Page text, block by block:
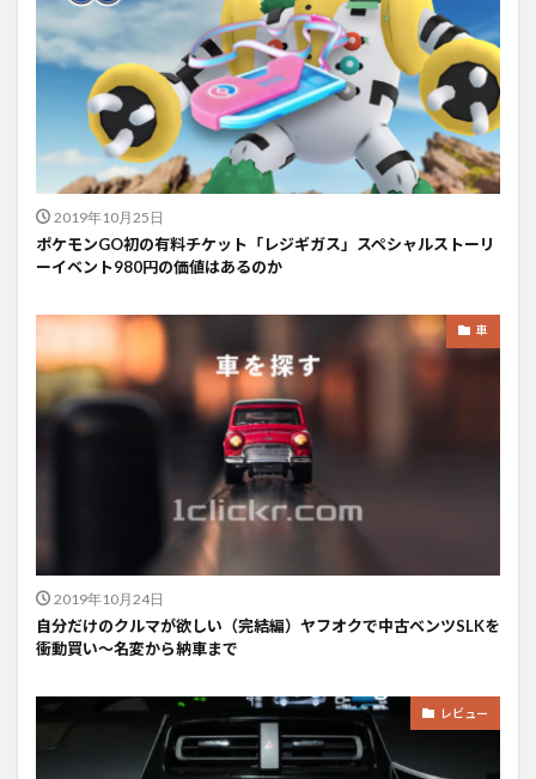
2019年10月25日
ポケモンGO初の有料チケット「レジギガス」スペシャルストーリ
ーイベント980円の価値はあるのか
車
2019年10月24日
自分だけのクルマが欲しい（完結編）ヤフオクで中古ベンツSLKを
衝動買い〜名変から納車まで
レビュー